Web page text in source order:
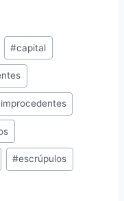
#capital
#escrúpulos